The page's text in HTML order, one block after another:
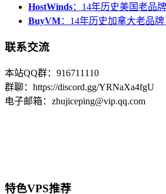
HostWinds：14年历史美国老品
BuyVM：14年历史加拿大老品
联系交流
本站QQ群：916711110
群聊：https://discord.gg/YRNaXa4fgU
电子邮箱：zhujiceping@vip.qq.com
特色VPS推荐